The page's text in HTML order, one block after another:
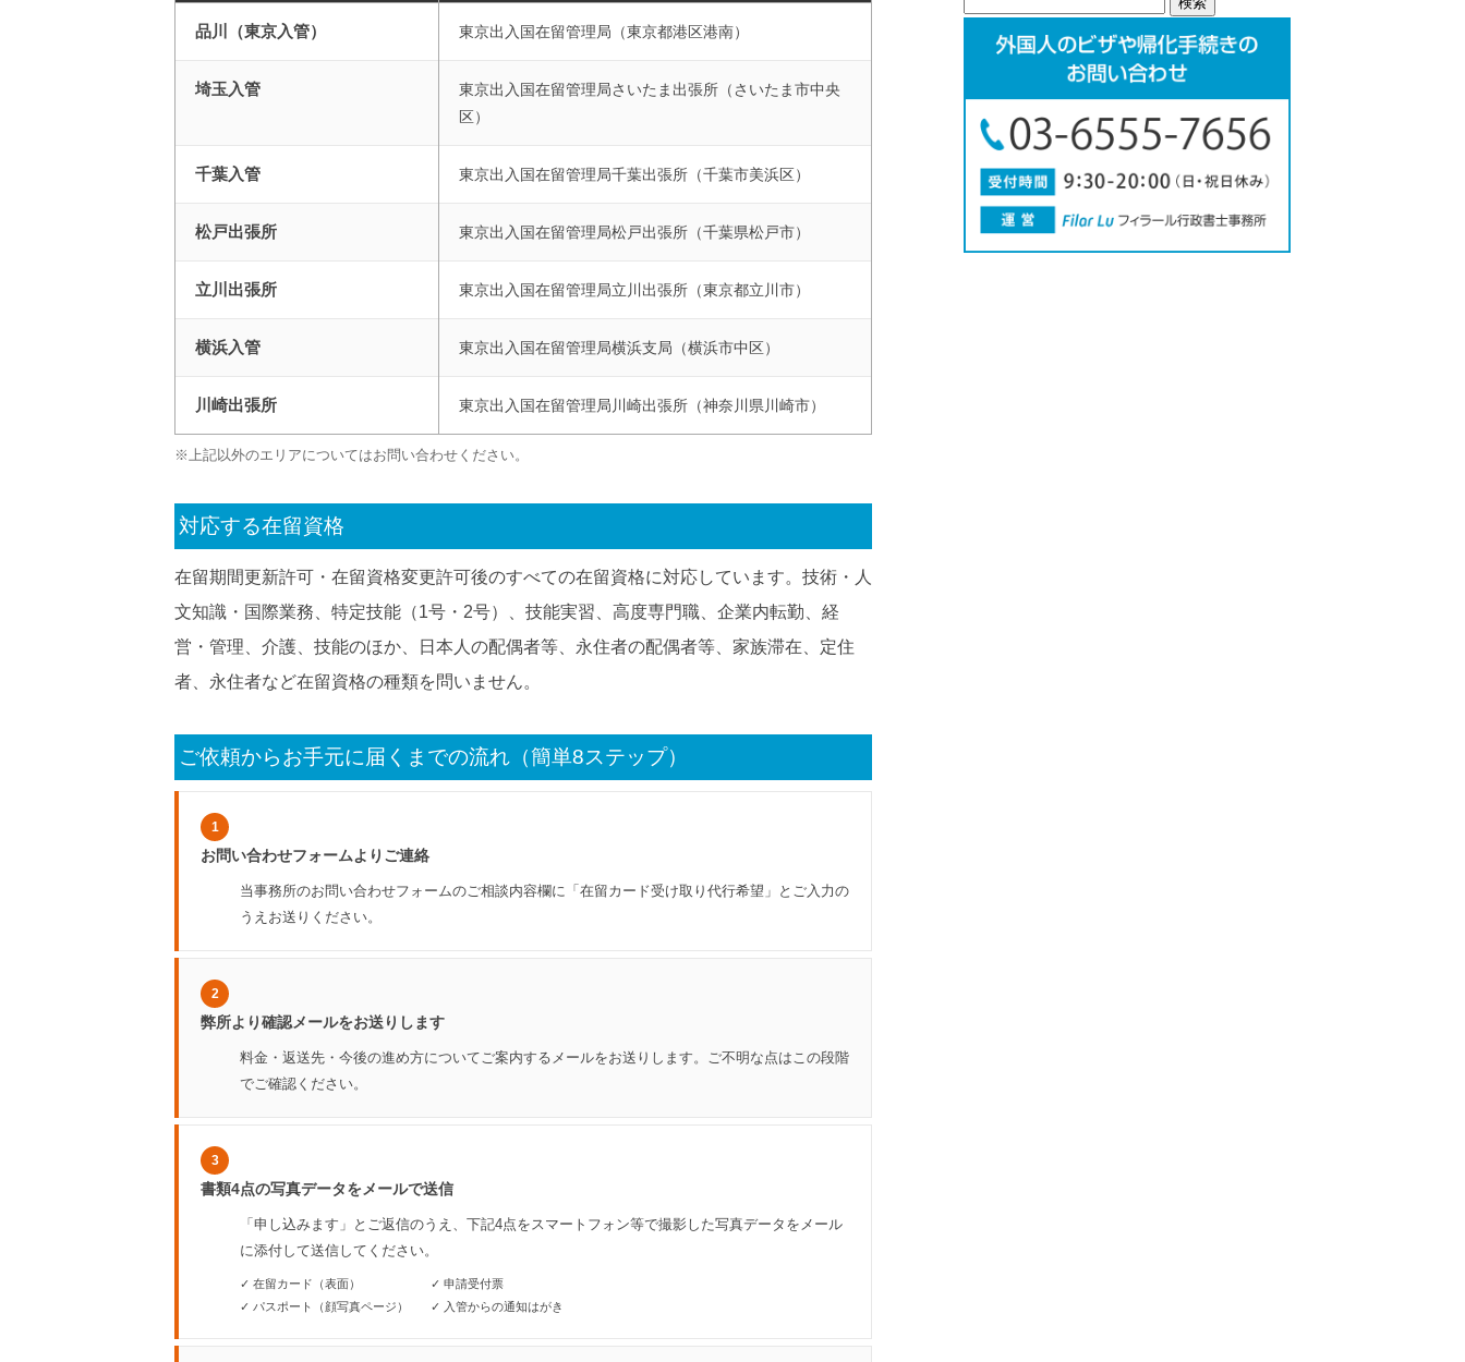
品川（東京入管） 東京出入国在留管理局（東京都港区港南）
埼玉入管
東京出入国在留管理局さいたま出張所（さいたま市中央
区）
千葉入管 東京出入国在留管理局千葉出張所（千葉市美浜区）
松戸出張所 東京出入国在留管理局松戸出張所（千葉県松戸市）
立川出張所 東京出入国在留管理局立川出張所（東京都立川市）
横浜入管 東京出入国在留管理局横浜支局（横浜市中区）
川崎出張所 東京出入国在留管理局川崎出張所（神奈川県川崎市）
※上記以外のエリアについてはお問い合わせください。
対応する在留資格
在留期間更新許可・在留資格変更許可後のすべての在留資格に対応しています。技術・人
文知識・国際業務、特定技能（1号・2号）、技能実習、高度専門職、企業内転勤、経
営・管理、介護、技能のほか、日本人の配偶者等、永住者の配偶者等、家族滞在、定住
者、永住者など在留資格の種類を問いません。
ご依頼からお手元に届くまでの流れ（簡単8ステップ）
1
お問い合わせフォームよりご連絡
当事務所のお問い合わせフォームのご相談内容欄に「在留カード受け取り代行希望」とご入力の
うえお送りください。
2
弊所より確認メールをお送りします
料金・返送先・今後の進め方についてご案内するメールをお送りします。ご不明な点はこの段階
でご確認ください。
3
書類4点の写真データをメールで送信
「申し込みます」とご返信のうえ、下記4点をスマートフォン等で撮影した写真データをメール
に添付して送信してください。
✓ 在留カード（表面）
✓ 申請受付票
✓ パスポート（顔写真ページ）
✓ 入管からの通知はがき